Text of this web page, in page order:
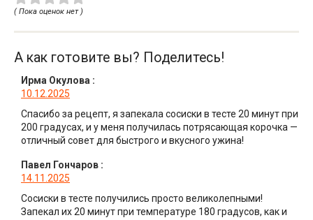
( Пока оценок нет )
А как готовите вы? Поделитесь!
Ирма Окулова :
10.12.2025
Спасибо за рецепт, я запекала сосиски в тесте 20 минут при
200 градусах, и у меня получилась потрясающая корочка —
отличный совет для быстрого и вкусного ужина!
Павел Гончаров :
14.11.2025
Сосиски в тесте получились просто великолепными!
Запекал их 20 минут при температуре 180 градусов, как и